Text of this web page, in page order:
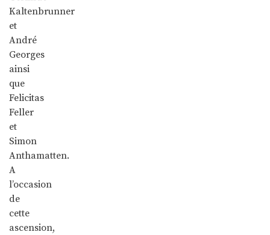
Kaltenbrunner
et
André
Georges
ainsi
que
Felicitas
Feller
et
Simon
Anthamatten.
A
l’occasion
de
cette
ascension,